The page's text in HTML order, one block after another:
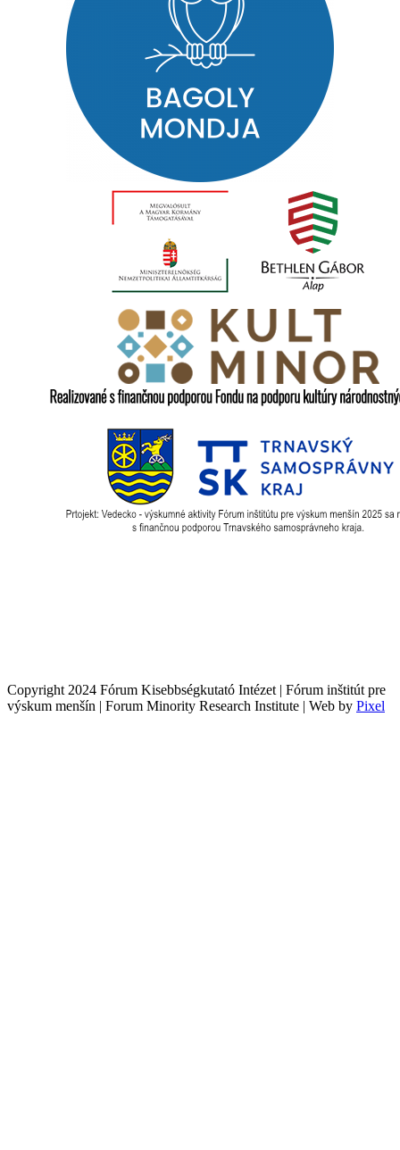
Copyright 2024 Fórum Kisebbségkutató Intézet | Fórum inštitút pre
výskum menšín | Forum Minority Research Institute | Web by Pixel